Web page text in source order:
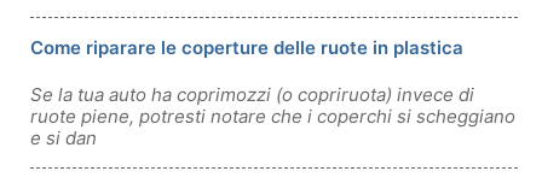
Come riparare le coperture delle ruote in plastica
Se la tua auto ha coprimozzi (o copriruota) invece di
ruote piene, potresti notare che i coperchi si scheggiano
e si dan